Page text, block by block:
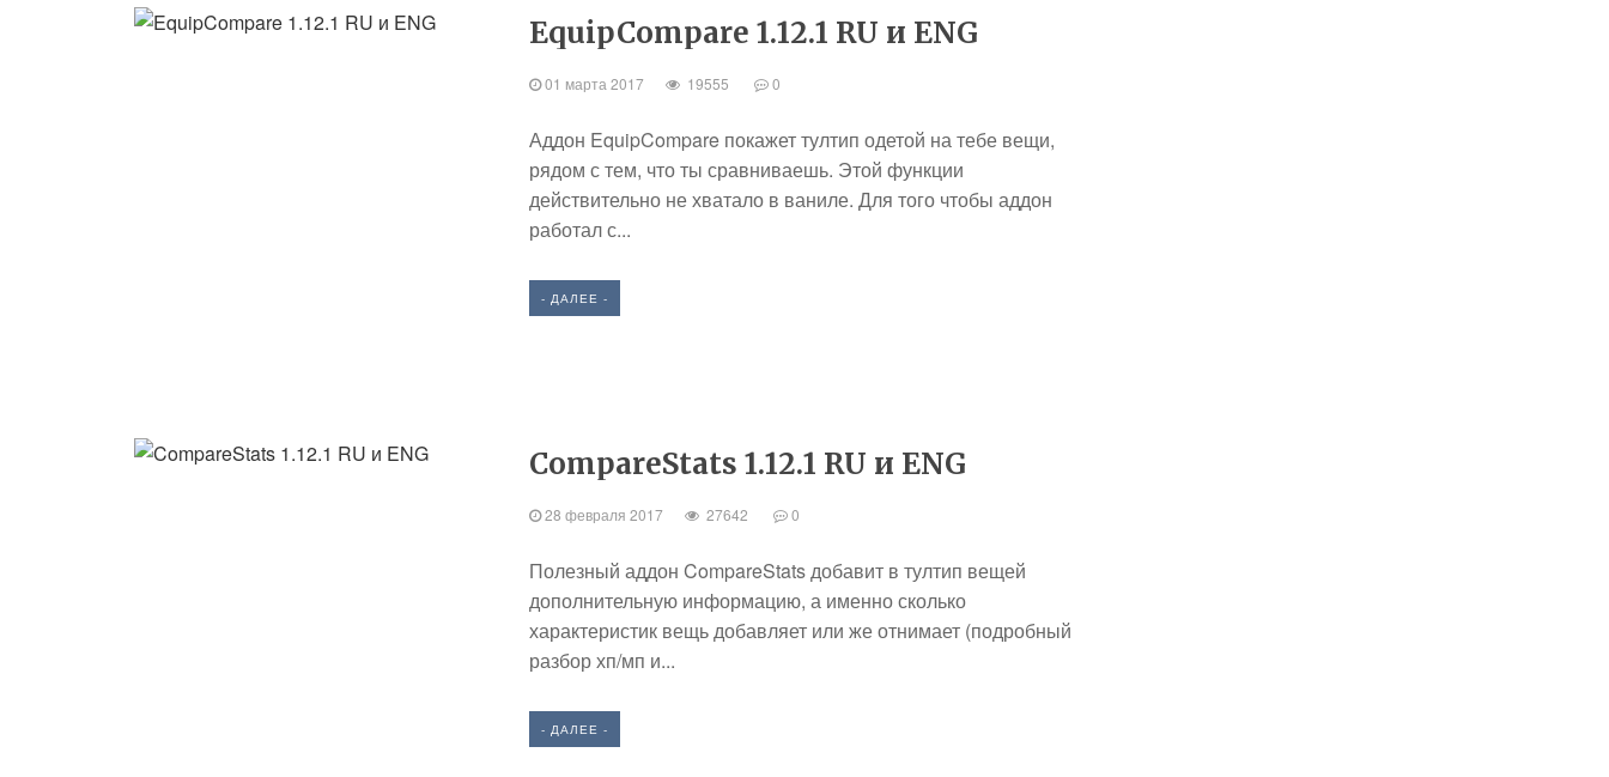
EquipCompare 1.12.1 RU и ENG
01 марта 2017 19555 0
Аддон EquipCompare покажет тултип одетой на тебе вещи,
рядом с тем, что ты сравниваешь. Этой функции
действительно не хватало в ваниле. Для того чтобы аддон
работал с...
- ДАЛЕЕ -
CompareStats 1.12.1 RU и ENG
28 февраля 2017 27642 0
Полезный аддон CompareStats добавит в тултип вещей
дополнительную информацию, а именно сколько
характеристик вещь добавляет или же отнимает (подробный
разбор хп/мп и...
- ДАЛЕЕ -